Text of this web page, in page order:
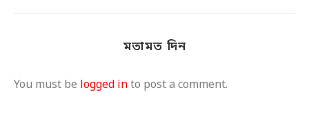
মতামত দিন
You must be logged into post a comment.